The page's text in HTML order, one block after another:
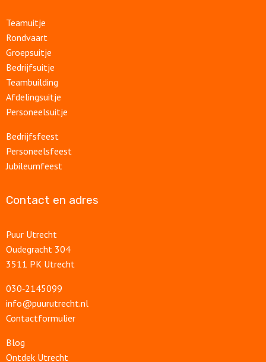
Teamuitje
Rondvaart
Groepsuitje
Bedrijfsuitje
Teambuilding
Afdelingsuitje
Personeelsuitje
Bedrijfsfeest
Personeelsfeest
Jubileumfeest
Contact en adres
Puur Utrecht
Oudegracht 304
3511 PK Utrecht
030‑2145099
info@puurutrecht.nl
Contactformulier
Blog
Ontdek Utrecht